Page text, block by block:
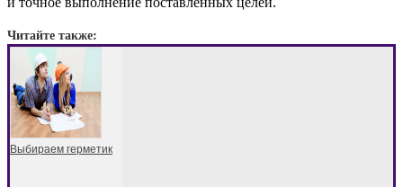
Читайте также:
Выбираем герметик